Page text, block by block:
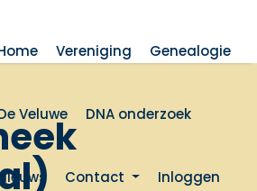
Vereniging Genealogie
Veluwe DNA onderzoek
Contact Inloggen